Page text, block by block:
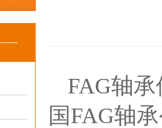
FAG轴
国FAG轴